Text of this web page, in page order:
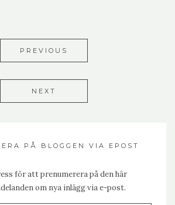
PREVIOUS
NEXT
PÅ BLOGGEN VIA EPOST
för att prenumerera på den här
om nya inlägg via e-post.